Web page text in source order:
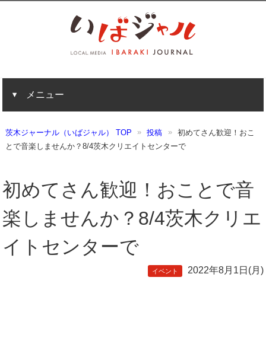
メニュー
茨木ジャーナル（いばジャル） TOP 投稿
初めてさん歓迎！おこ
とで音楽しませんか？8/4茨木クリエイトセンターで
初めてさん歓迎！おことで音
楽しませんか？8/4茨木クリエ
イトセンターで
イベント 2022年8月1日(月)